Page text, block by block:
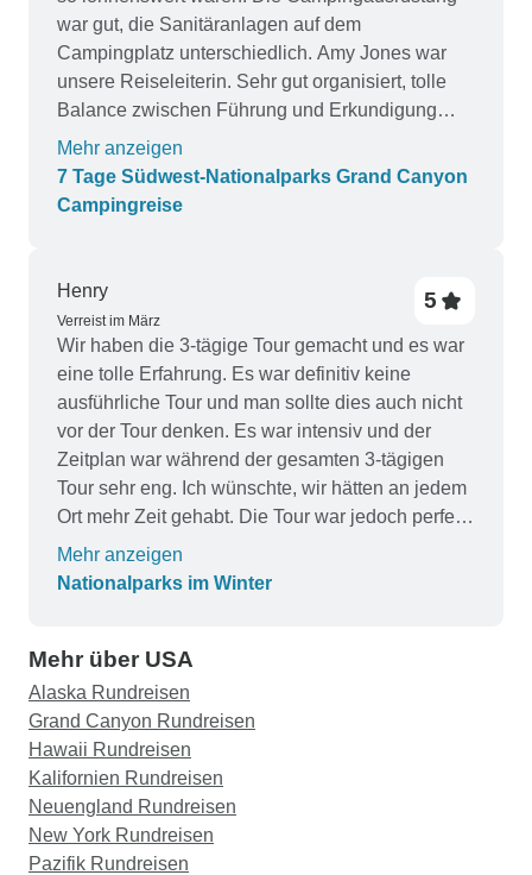
war gut, die Sanitäranlagen auf dem
Campingplatz unterschiedlich. Amy Jones war
unsere Reiseleiterin. Sehr gut organisiert, tolle
Balance zwischen Führung und Erkundigung
nach einvernehmlichen Bedürfnissen, außer
beim Essen, wo mehr Fragen hilfreich gewesen
wären. Großartiger Sinn für Humor und
für eine Woche), aber ansonsten hat sie ein sehr
gutes Verhältnis zu mir aufgebaut und mir eine
Erfahrung, die mir Sorgen bereitete, angenehm
gemacht. Sie kümmerte sich aufrichtig um ihre
Crew und umgekehrt. Jedes Mitglied unserer
Gruppe war es wert, sie kennenzulernen.
Mehr anzeigen
7 Tage Südwest-Nationalparks Grand Canyon
Campingreise
Henry
Verreist im März
5
Wir haben die 3-tägige Tour gemacht und es war
eine tolle Erfahrung. Es war definitiv keine
ausführliche Tour und man sollte dies auch nicht
vor der Tour denken. Es war intensiv und der
Zeitplan war während der gesamten 3-tägigen
Tour sehr eng. Ich wünschte, wir hätten an jedem
Ort mehr Zeit gehabt. Die Tour war jedoch perfekt,
um den Leuten einen Eindruck von der Schönheit
und dem Wunder dieser Sehenswürdigkeiten zu
hilfreich und einnehmend. Er hat es hervorragend
geschafft, die ganze Gruppe zu managen und
den vollen Zeitplan einzuhalten. Ehrlich gesagt,
es wäre schwer, einen besseren Reiseleiter als
Paul zu finden. Insgesamt eine Tour, die die Zeit
und jeden Cent wert ist.
Mehr anzeigen
Nationalparks im Winter
Mehr über USA
Alaska Rundreisen
Grand Canyon Rundreisen
Hawaii Rundreisen
Kalifornien Rundreisen
Neuengland Rundreisen
New York Rundreisen
Pazifik Rundreisen